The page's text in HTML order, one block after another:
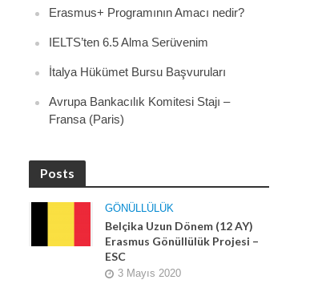
Erasmus+ Programının Amacı nedir?
IELTS’ten 6.5 Alma Serüvenim
İtalya Hükümet Bursu Başvuruları
Avrupa Bankacılık Komitesi Stajı –
Fransa (Paris)
Posts
GÖNÜLLÜLÜK
Belçika Uzun Dönem (12 AY)
Erasmus Gönüllülük Projesi –
ESC
3 Mayıs 2020